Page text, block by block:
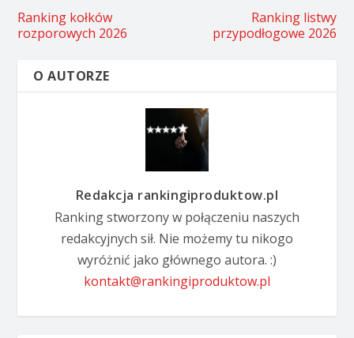
Ranking kołków
rozporowych 2026
Ranking listwy
przypodłogowe 2026
O AUTORZE
Redakcja rankingiproduktow.pl
Ranking stworzony w połączeniu naszych
redakcyjnych sił. Nie możemy tu nikogo
wyróżnić jako głównego autora. :)
kontakt@rankingiproduktow.pl